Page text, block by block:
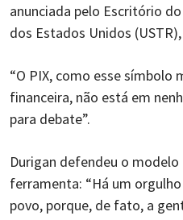
anunciada pelo Escritório
dos Estados Unidos
“O PIX, como esse símbolo
financeira, não está em
para debate”.
Durigan defendeu o
ferramenta: “Há um
povo, porque, de fato, a